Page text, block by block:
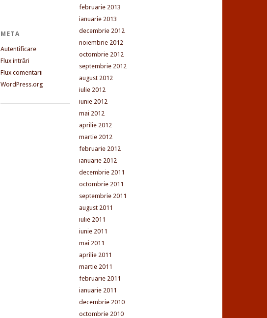
META
Autentificare
Flux intrări
Flux comentarii
WordPress.org
februarie 2013
ianuarie 2013
decembrie 2012
noiembrie 2012
octombrie 2012
septembrie 2012
august 2012
iulie 2012
iunie 2012
mai 2012
aprilie 2012
martie 2012
februarie 2012
ianuarie 2012
decembrie 2011
octombrie 2011
septembrie 2011
august 2011
iulie 2011
iunie 2011
mai 2011
aprilie 2011
martie 2011
februarie 2011
ianuarie 2011
decembrie 2010
octombrie 2010